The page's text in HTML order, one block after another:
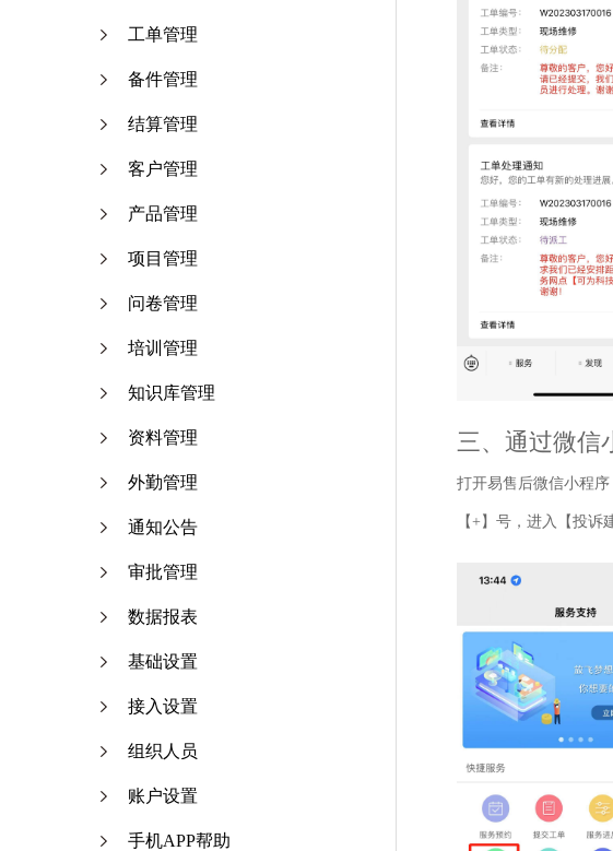
工单管理
备件管理
结算管理
客户管理
产品管理
项目管理
问卷管理
培训管理
知识库管理
资料管理
外勤管理
通知公告
审批管理
数据报表
基础设置
接入设置
组织人员
账户设置
手机APP帮助
三、通过微信
打开易售后微信小程
【+】号，进入【投诉